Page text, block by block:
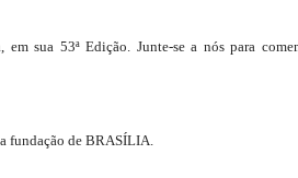
sua 53ª Edição. Junte-se a nós para
fundação de BRASÍLIA.